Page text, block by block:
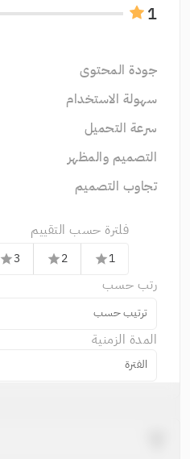
1
جودة المحتوى
سهولة الاستخدام
سرعة التحميل
التصميم والمظهر
تجاوب التصميم
فلترة حسب التقييم
1
star
2
star
3
star
رتب حسب
ترتيب حسب
المدة الزمنية
الفترة